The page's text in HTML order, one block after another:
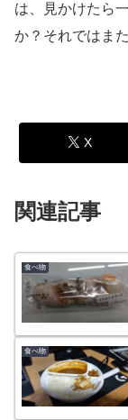
は、見かけたら
か？それではまた
X
関連記事
食べ物
食べ物